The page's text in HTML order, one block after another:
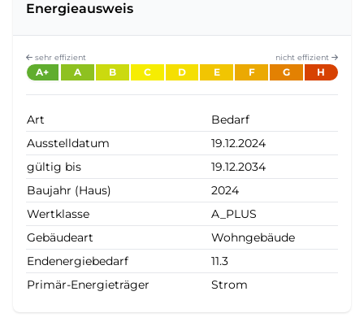
Energieausweis
sehr effizient nicht effizient
A+ A B C D E F G H
Art
Bedarf
Ausstelldatum
19.12.2024
gültig bis
19.12.2034
Baujahr (Haus)
2024
Wertklasse
A_PLUS
Gebäudeart
Wohngebäude
Endenergiebedarf
11.3
Primär-Energieträger
Strom